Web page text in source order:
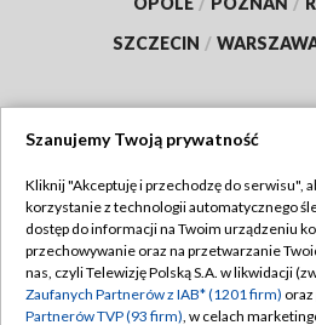
SZCZECIN /
TVP
Abonament TVP
Emisja w TVP
Regulamin
Polityka
Szanujemy Twoją prywatność
Kliknij "Akceptuję i przechodzę do serwisu",
korzystanie z technologii automatycznego
dostęp do informacji na Twoim urządzeniu
przechowywanie oraz na przetwarzanie
nas, czyli Telewizję Polską S.A. w likwidacji
Zaufanych Partnerów z IAB* (1201 firm) oraz
Partnerów TVP (93 firm), w celach